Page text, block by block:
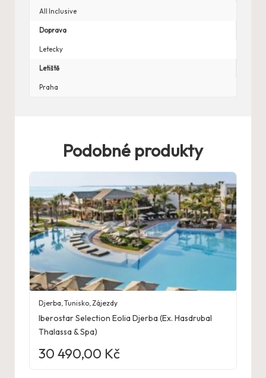
All Inclusive
Doprava
Letecky
Letiště
Praha
Podobné produkty
Djerba ,Tunisko Zájezdy
Iberostar Selection Eolia Djerba (Ex. Hasdrubal
Thalassa & Spa)
30 490,00 Kč